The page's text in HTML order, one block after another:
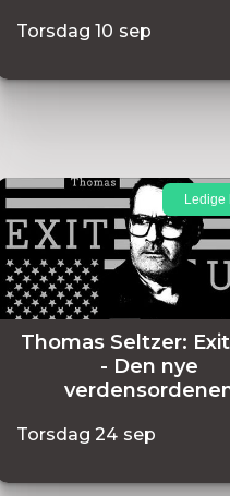
Torsdag 10 sep
Thomas Seltzer:
- Den nye
Torsdag 24 sep
Ledige